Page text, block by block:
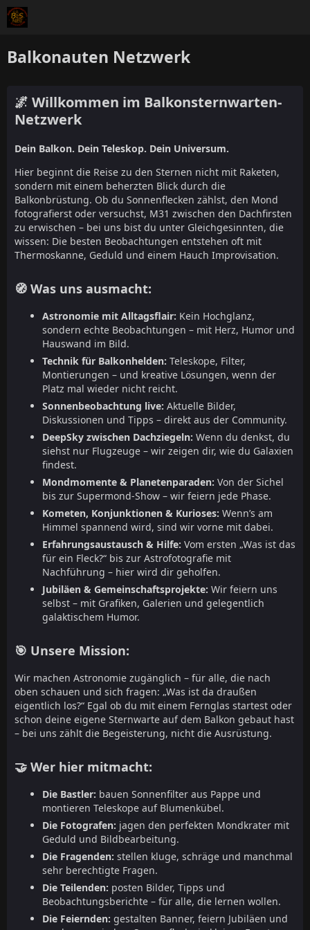
Balkonauten Netzwerk
🌌 Willkommen im Balkonsternwarten-
Netzwerk
Dein Balkon. Dein Teleskop. Dein Universum.
Hier beginnt die Reise zu den Sternen nicht mit Raketen,
sondern mit einem beherzten Blick durch die
Balkonbrüstung. Ob du Sonnenflecken zählst, den Mond
fotografierst oder versuchst, M31 zwischen den Dachfirsten
zu erwischen – bei uns bist du unter Gleichgesinnten, die
wissen: Die besten Beobachtungen entstehen oft mit
Thermoskanne, Geduld und einem Hauch Improvisation.
🧭 Was uns ausmacht:
Astronomie mit Alltagsflair: Kein Hochglanz,
sondern echte Beobachtungen – mit Herz, Humor und
Hauswand im Bild.
Technik für Balkonhelden: Teleskope, Filter,
Montierungen – und kreative Lösungen, wenn der
Platz mal wieder nicht reicht.
Sonnenbeobachtung live: Aktuelle Bilder,
Diskussionen und Tipps – direkt aus der Community.
DeepSky zwischen Dachziegeln: Wenn du denkst, du
siehst nur Flugzeuge – wir zeigen dir, wie du Galaxien
findest.
Mondmomente & Planetenparaden: Von der Sichel
bis zur Supermond-Show – wir feiern jede Phase.
Kometen, Konjunktionen & Kurioses: Wenn’s am
Himmel spannend wird, sind wir vorne mit dabei.
Erfahrungsaustausch & Hilfe: Vom ersten „Was ist das
für ein Fleck?“ bis zur Astrofotografie mit
Nachführung – hier wird dir geholfen.
Jubiläen & Gemeinschaftsprojekte: Wir feiern uns
selbst – mit Grafiken, Galerien und gelegentlich
galaktischem Humor.
🎯 Unsere Mission:
Wir machen Astronomie zugänglich – für alle, die nach
oben schauen und sich fragen: „Was ist da draußen
eigentlich los?“ Egal ob du mit einem Fernglas startest oder
schon deine eigene Sternwarte auf dem Balkon gebaut hast
– bei uns zählt die Begeisterung, nicht die Ausrüstung.
🤝 Wer hier mitmacht:
Die Bastler: bauen Sonnenfilter aus Pappe und
montieren Teleskope auf Blumenkübel.
Die Fotografen: jagen den perfekten Mondkrater mit
Geduld und Bildbearbeitung.
Die Fragenden: stellen kluge, schräge und manchmal
sehr berechtigte Fragen.
Die Teilenden: posten Bilder, Tipps und
Beobachtungsberichte – für alle, die lernen wollen.
Die Feiernden: gestalten Banner, feiern Jubiläen und